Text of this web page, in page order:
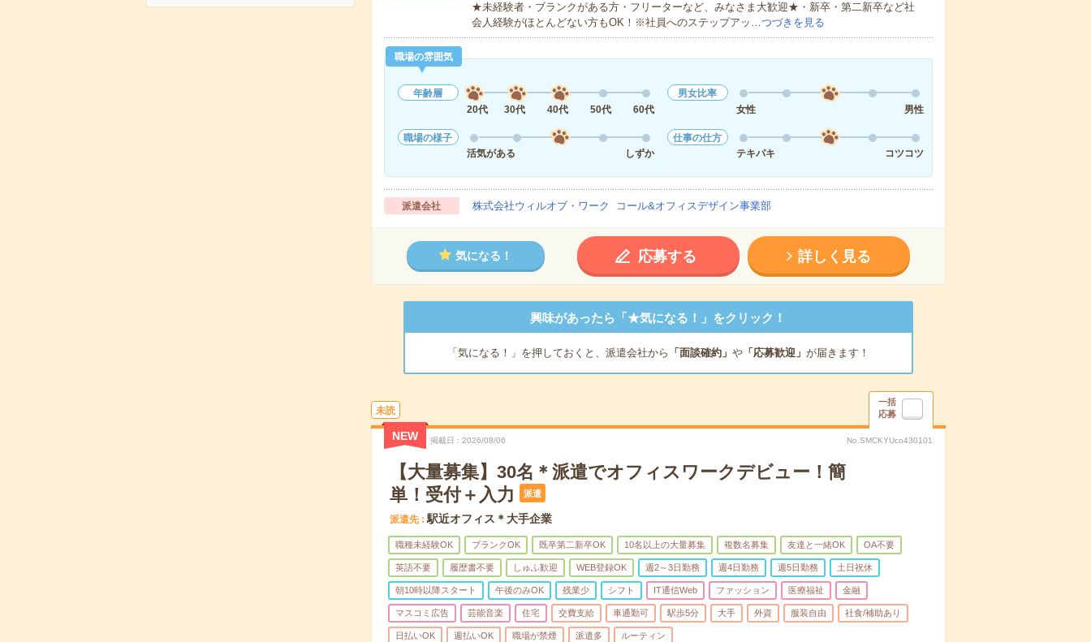
★未経験者・ブランクがある方・フリーターなど、みなさま大歓迎★・新卒・第二新卒など社
会人経験がほとんどない方もOK！※社員へのステップアッ…つづきを見る
職場の雰囲気
年齢層
20代
30代 40代 50代 60代
男女比率
女性
男性
職場の様子
活気がある
しずか
仕事の仕方
テキパキ
コツコツ
派遣会社 株式会社ウィルオブ・ワーク コール&オフィスデザイン事業部
気になる！ 応募する 詳しく見る
興味があったら「★気になる！」をクリック！
「気になる！」を押しておくと、派遣会社から 「面談確約」 や「応募歓迎」 が届きます！
未読
一括
応募
NEW 掲載日 2026/08/06 No.SMCKYUco430101
【大量募集】30名＊派遣でオフィスワークデビュー！簡
単！受付＋入力
派遣
派遣先 駅近オフィス＊大手企業
職種未経験OK ブランクOK 既卒第二新卒OK 10名以上の大量募集 複数名募集 友達と一緒OK OA不要
英語不要 履歴書不要 しゅふ歓迎 WEB登録OK 週2～3日勤務 週4日勤務 週5日勤務 土日祝休
朝10時以降スタート 午後のみOK 残業少 シフト IT通信Web ファッション 医療福祉 金融
マスコミ広告 芸能音楽 住宅 交費支給 車通勤可 駅歩5分 大手 外資 服装自由 社食/補助あり
日払いOK 週払いOK 職場が禁煙 派遣多 ルーティン